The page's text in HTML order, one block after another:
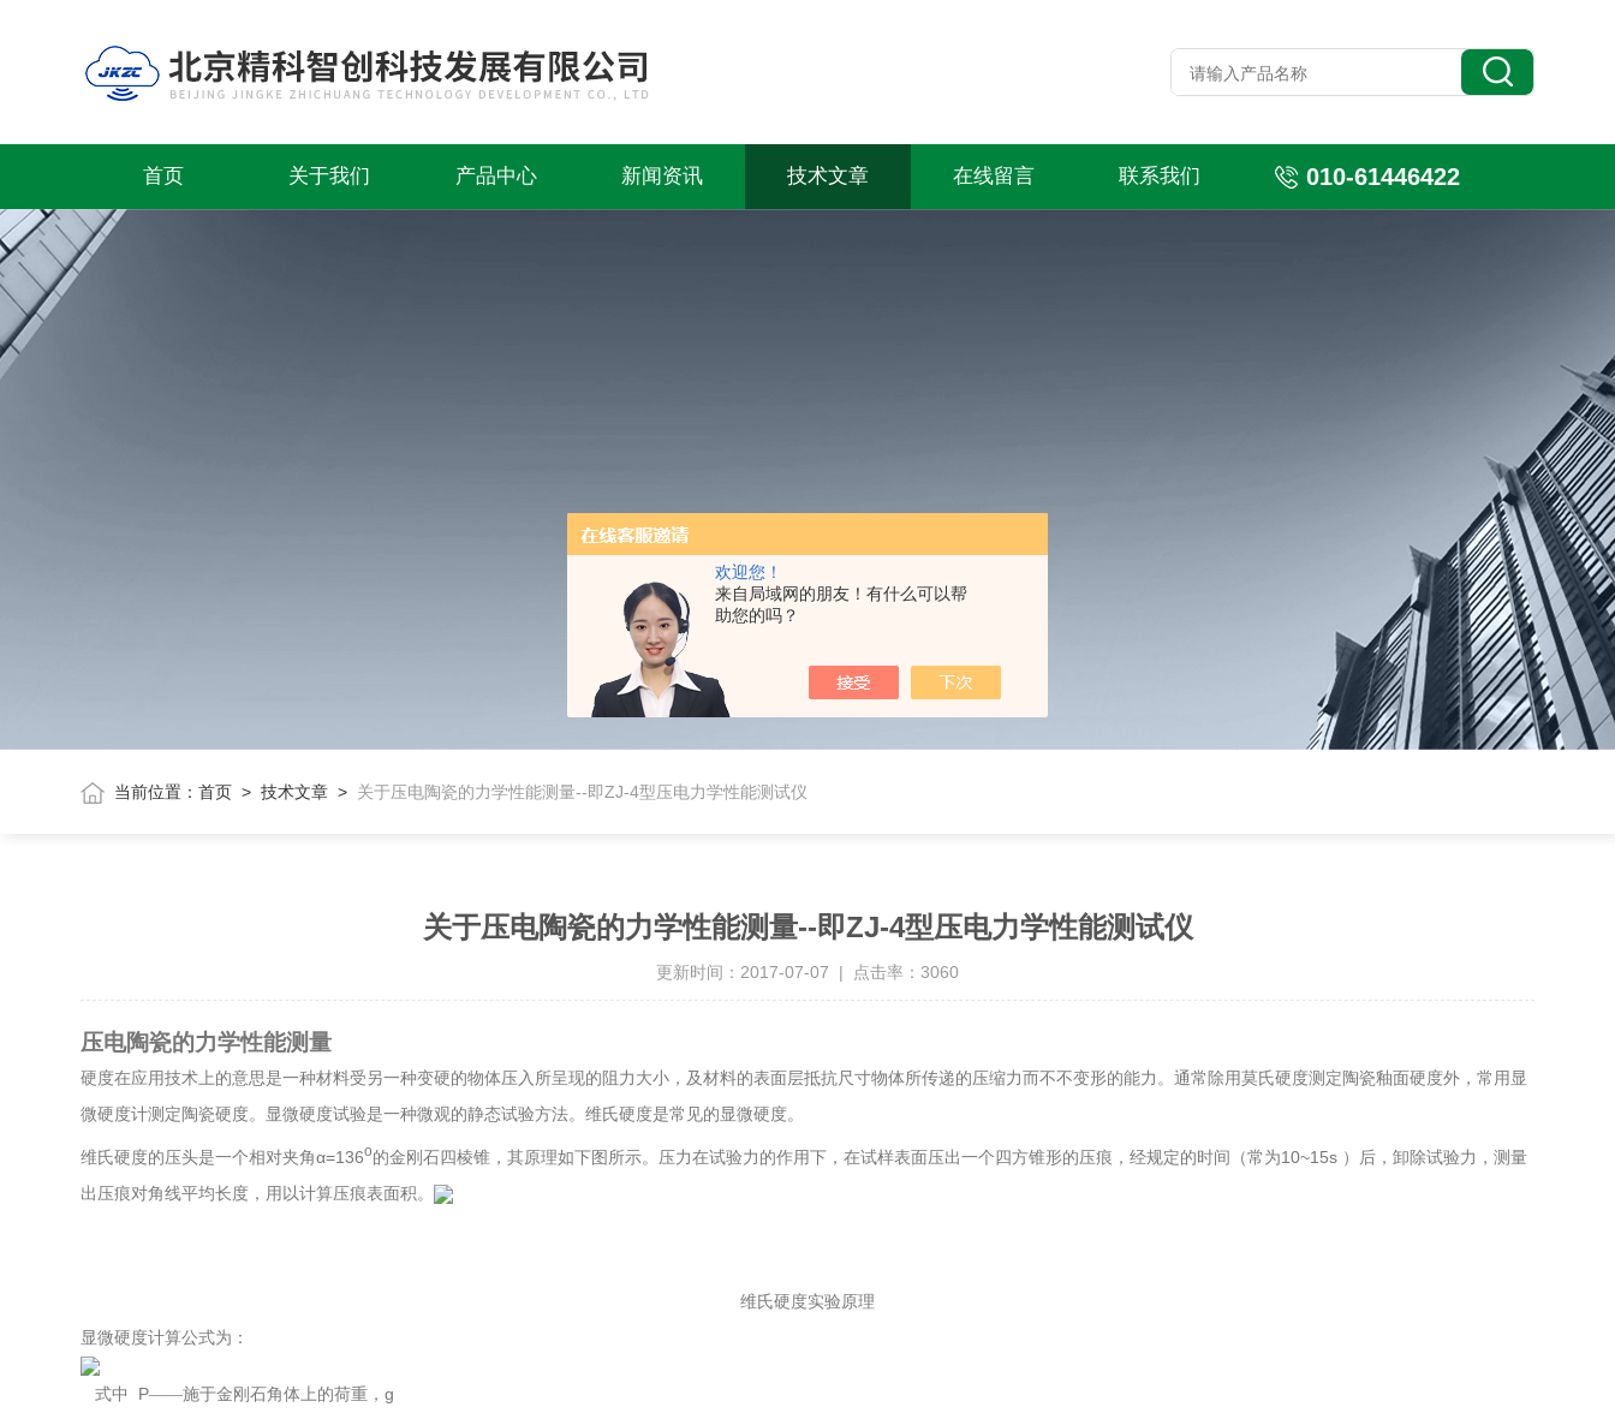
欢迎您！
来自局域网的朋友！有什么可以帮
助您的吗？
首页 关于我们 产品中心 新闻资讯 技术文章 在线留言 联系我们 010-61446422
当前位置：首页 >技术文章 > 关于压电陶瓷的力学性能测量--即ZJ-4型压电力学性能测试仪
关于压电陶瓷的力学性能测量--即ZJ-4型压电力学性能测试仪
更新时间：2017-07-07 | 点击率：3060
压电陶瓷的力学性能测量
硬度在应用技术上的意思是一种材料受另一种变硬的物体压入所呈现的阻力大小，及材料的表面层抵抗尺寸物体所传递的压缩力而不不变形的能力。通常除用莫氏硬度测定陶瓷釉面硬度外，常用显
微硬度计测定陶瓷硬度。显微硬度试验是一种微观的静态试验方法。维氏硬度是常见的显微硬度。
维氏硬度的压头是一个相对夹角α=136o的金刚石四棱锥，其原理如下图所示。压力在试验力的作用下，在试样表面压出一个四方锥形的压痕，经规定的时间（常为10~15s ）后，卸除试验力，测量
出压痕对角线平均长度，用以计算压痕表面积。
维氏硬度实验原理
显微硬度计算公式为：
式中 P——施于金刚石角体上的荷重，g